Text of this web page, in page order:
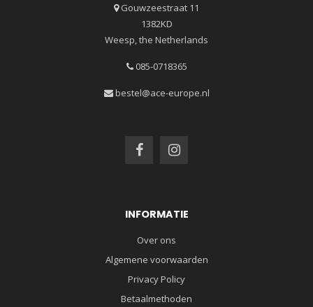
Gouwzeestraat 11
1382KD
Weesp, the Netherlands
085-0718365
bestel@ace-europe.nl
INFORMATIE
Over ons
Algemene voorwaarden
Privacy Policy
Betaalmethoden